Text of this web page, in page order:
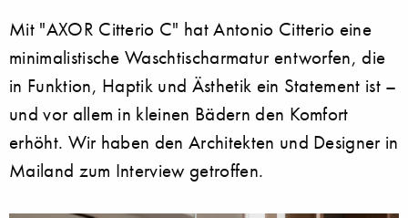
Mit "AXOR Citterio C" hat Antonio Citterio eine
minimalistische Waschtischarmatur entworfen, die
in Funktion, Haptik und Ästhetik ein Statement ist –
und vor allem in kleinen Bädern den Komfort
erhöht. Wir haben den Architekten und Designer in
Mailand zum Interview getroffen.